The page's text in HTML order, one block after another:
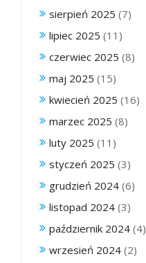
sierpień 2025 (7)
lipiec 2025 (11)
czerwiec 2025 (8)
maj 2025 (15)
kwiecień 2025 (16)
marzec 2025 (8)
luty 2025 (11)
styczeń 2025 (3)
grudzień 2024 (6)
listopad 2024 (3)
październik 2024 (4)
wrzesień 2024 (2)